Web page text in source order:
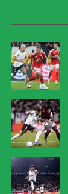
WhatsApp
Facebook
Twitter
Messenger
LinkedIn
Share